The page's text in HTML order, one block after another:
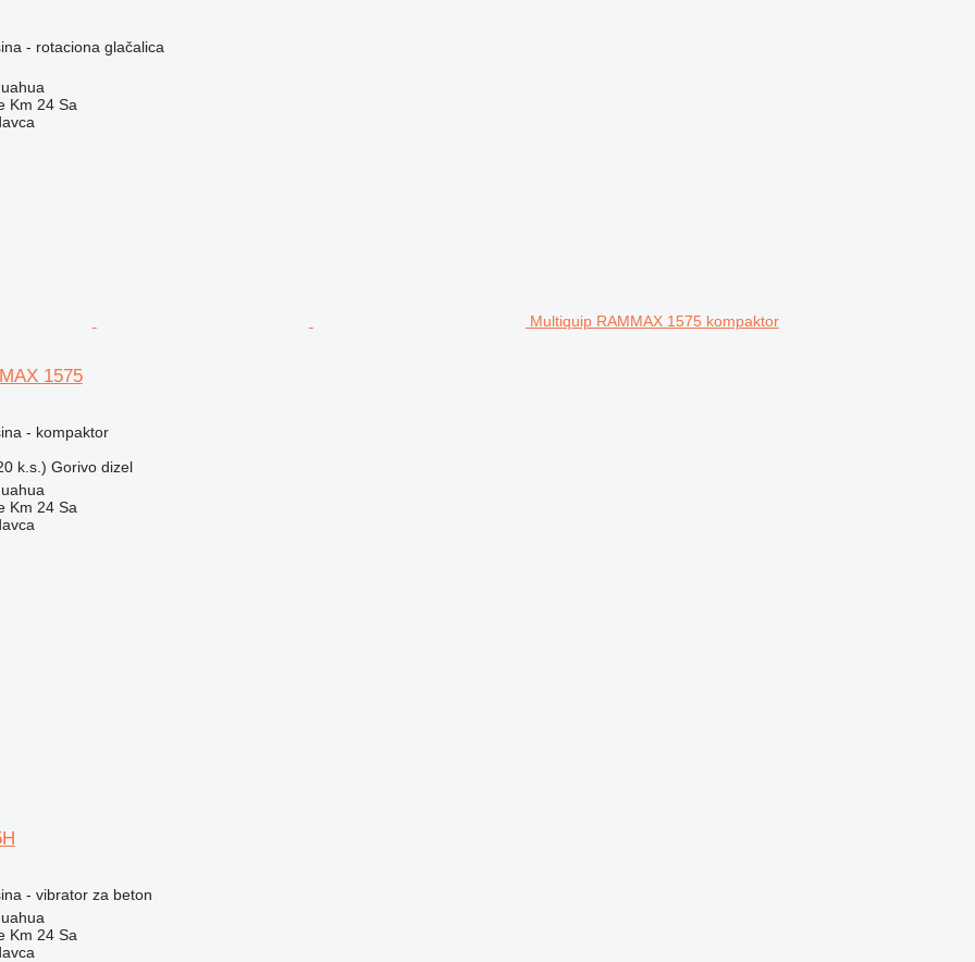
- rotaciona glačalica
Km 24 Sa
Multiquip RAMMAX 1575 kompaktor
1575
- kompaktor
k.s.) Gorivo dizel
Km 24 Sa
- vibrator za beton
Km 24 Sa